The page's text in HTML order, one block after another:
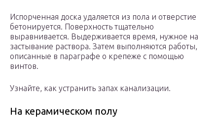
Испорченная доска удаляется из пола и отверстие
бетонируется. Поверхность тщательно
выравнивается. Выдерживается время, нужное на
застывание раствора. Затем выполняются работы,
описанные в параграфе о крепеже с помощью
винтов.
Узнайте, как устранить запах канализации.
На керамическом полу